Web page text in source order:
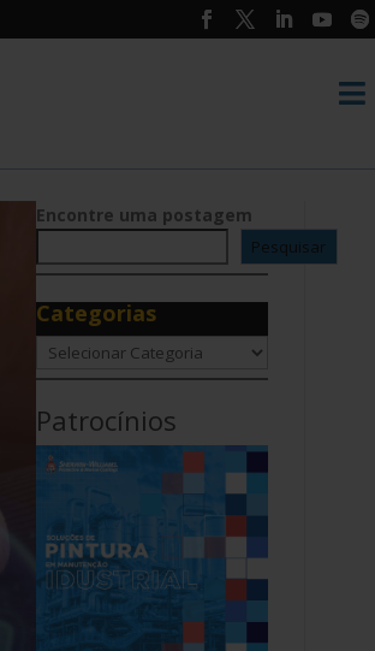

Encontre uma postagem
Pesquisar
Categorias
Categorias
Patrocínios